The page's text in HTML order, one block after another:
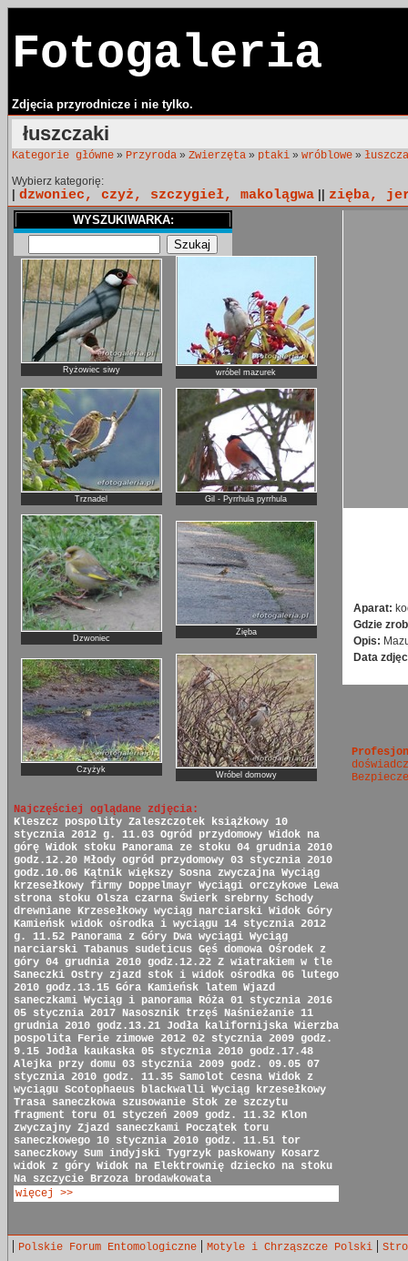
Fotogaleria
Zdjęcia przyrodnicze i nie tylko.
łuszczaki
Kategorie główne » Przyroda » Zwierzęta » ptaki » wróblowe »
Wybierz kategorię:
dzwoniec, czyż, szczygieł, makolągwa zięba,
WYSZUKIWARKA:
Ryżowiec siwy wróbel mazurek
Trznadel Gil - Pyrrhula pyrrhula
Dzwoniec
Zięba
Czyżyk
Wróbel domowy
Najczęściej oglądane zdjęcia:
Kleszcz pospolity Zaleszczotek książkowy 10
stycznia 2012 g. 11.03 Ogród przydomowy Widok na
górę Widok stoku Panorama ze stoku 04 grudnia 2010
godz.12.20 Młody ogród przydomowy 03 stycznia 2010
godz.10.06 Kątnik większy Sosna zwyczajna Wyciąg
krzesełkowy firmy Doppelmayr Wyciągi orczykowe Lewa
strona stoku Olsza czarna Świerk srebrny Schody
drewniane Krzesełkowy wyciąg narciarski Widok Góry
Kamieńsk widok ośrodka i wyciągu 14 stycznia 2012
g. 11.52 Panorama z Góry Dwa wyciągi Wyciąg
narciarski Tabanus sudeticus Gęś domowa Ośrodek z
góry 04 grudnia 2010 godz.12.22 Z wiatrakiem w tle
Saneczki Ostry zjazd stok i widok ośrodka 06 lutego
2010 godz.13.15 Góra Kamieńsk latem Wjazd
saneczkami Wyciąg i panorama Róża 01 stycznia 2016
05 stycznia 2017 Nasosznik trzęś Naśnieżanie 11
grudnia 2010 godz.13.21 Jodła kalifornijska Wierzba
pospolita Ferie zimowe 2012 02 stycznia 2009 godz.
9.15 Jodła kaukaska 05 stycznia 2010 godz.17.48
Alejka przy domu 03 stycznia 2009 godz. 09.05 07
stycznia 2010 godz. 11.35 Samolot Cesna Widok z
wyciągu Scotophaeus blackwalli Wyciąg krzesełkowy
Trasa saneczkowa szusowanie Stok ze szczytu
fragment toru 01 styczeń 2009 godz. 11.32 Klon
zwyczajny Zjazd saneczkami Początek toru
saneczkowego 10 stycznia 2010 godz. 11.51 tor
saneczkowy Sum indyjski Tygrzyk paskowany Kosarz
widok z góry Widok na Elektrownię dziecko na stoku
Na szczycie Brzoza brodawkowata
więcej >>
Aparat:
Gdzie
Opis:
Data
| Polskie Forum Entomologiczne | Motyle i Chrząszcze Polski |